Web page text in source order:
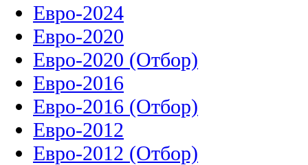
Евро-2024
Евро-2020
Евро-2020 (Отбор)
Евро-2016
Евро-2016 (Отбор)
Евро-2012
Евро-2012 (Отбор)